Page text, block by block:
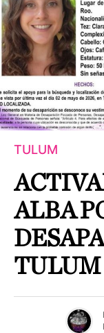
TULUM
ALBA
TULUM